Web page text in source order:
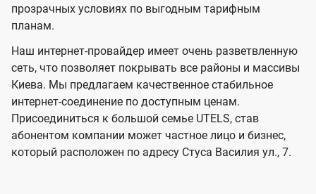
е
н
и
я
е
и
я
прозрачных условиях по выгодным тарифным
планам.
Наш интернет-провайдер имеет очень разветвленную
сеть, что позволяет покрывать все районы и массивы
Киева. Мы предлагаем качественное стабильное
интернет-соединение по доступным ценам.
Присоединиться к большой семье UTELS, став
абонентом компании может частное лицо и бизнес,
который расположен по адресу Стуса Василия ул., 7.